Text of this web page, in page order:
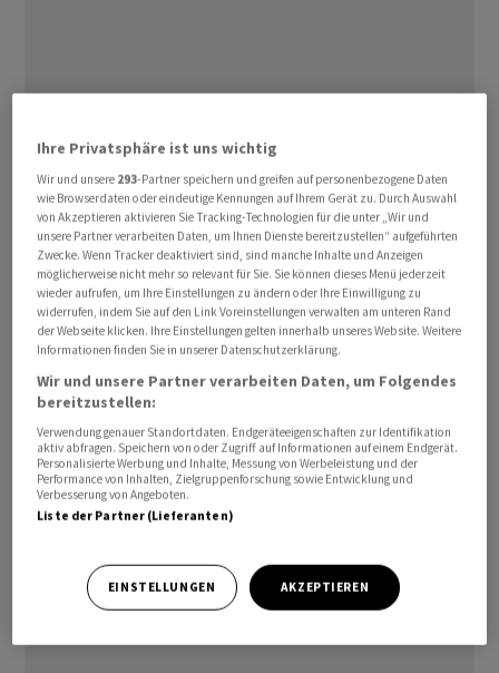
(AWP)
Ihre Privatsphäre ist uns wichtig
Wir und unsere 293-Partner speichern und greifen auf personenbezogene Daten
wie Browserdaten oder eindeutige Kennungen auf Ihrem Gerät zu. Durch Auswahl
von Akzeptieren aktivieren Sie Tracking-Technologien für die unter „Wir und
unsere Partner verarbeiten Daten, um Ihnen Dienste bereitzustellen“ aufgeführten
Zwecke. Wenn Tracker deaktiviert sind, sind manche Inhalte und Anzeigen
möglicherweise nicht mehr so relevant für Sie. Sie können dieses Menü jederzeit
wieder aufrufen, um Ihre Einstellungen zu ändern oder Ihre Einwilligung zu
widerrufen, indem Sie auf den Link Voreinstellungen verwalten am unteren Rand
der Webseite klicken. Ihre Einstellungen gelten innerhalb unseres Website. Weitere
Informationen finden Sie in unserer Datenschutzerklärung.
Wir und unsere Partner verarbeiten Daten, um Folgendes
bereitzustellen:
Verwendung genauer Standortdaten. Endgeräteeigenschaften zur Identifikation
aktiv abfragen. Speichern von oder Zugriff auf Informationen auf einem Endgerät.
Personalisierte Werbung und Inhalte, Messung von Werbeleistung und der
Performance von Inhalten, Zielgruppenforschung sowie Entwicklung und
Verbesserung von Angeboten.
Liste der Partner (Lieferanten)
EINSTELLUNGEN AKZEPTIEREN